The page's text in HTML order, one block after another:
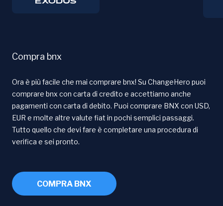
Compra bnx
Ora è più facile che mai comprare bnx! Su ChangeHero puoi
comprare bnx con carta di credito e accettiamo anche
pagamenti con carta di debito. Puoi comprare BNX con USD,
EUR e molte altre valute fiat in pochi semplici passaggi.
Tutto quello che devi fare è completare una procedura di
verifica e sei pronto.
COMPRA BNX